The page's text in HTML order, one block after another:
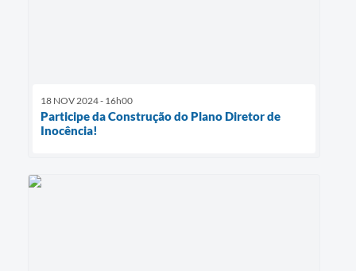
18 NOV 2024 - 16h00
Participe da Construção do Plano Diretor de
Inocência!